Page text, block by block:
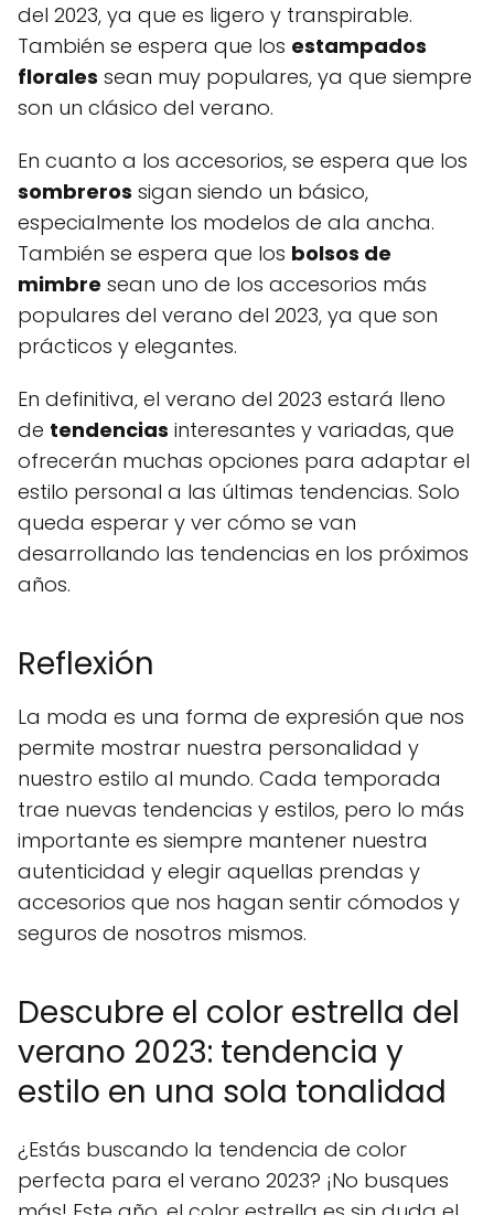
del 2023, ya que es ligero y transpirable.
También se espera que los estampados
florales sean muy populares, ya que siempre
son un clásico del verano.
En cuanto a los accesorios, se espera que los
sombreros sigan siendo un básico,
especialmente los modelos de ala ancha.
También se espera que los bolsos de
mimbre sean uno de los accesorios más
populares del verano del 2023, ya que son
prácticos y elegantes.
En definitiva, el verano del 2023 estará lleno
de tendencias interesantes y variadas, que
ofrecerán muchas opciones para adaptar el
estilo personal a las últimas tendencias. Solo
queda esperar y ver cómo se van
desarrollando las tendencias en los próximos
años.
Reflexión
La moda es una forma de expresión que nos
permite mostrar nuestra personalidad y
nuestro estilo al mundo. Cada temporada
trae nuevas tendencias y estilos, pero lo más
importante es siempre mantener nuestra
autenticidad y elegir aquellas prendas y
accesorios que nos hagan sentir cómodos y
seguros de nosotros mismos.
Descubre el color estrella del
verano 2023: tendencia y
estilo en una sola tonalidad
¿Estás buscando la tendencia de color
perfecta para el verano 2023? ¡No busques